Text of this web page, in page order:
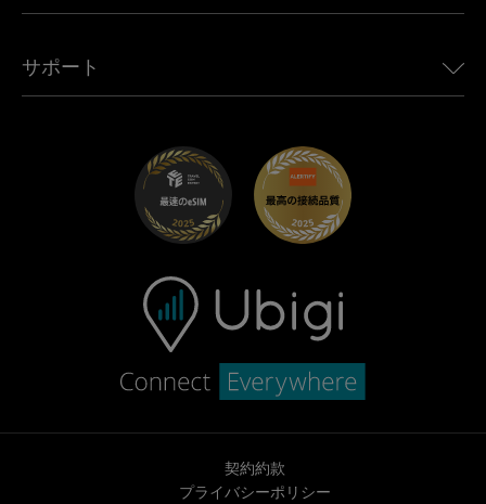
すべての目的地を見る
Mini向けUbigi
Maserati向けUbigi
Ubigiアプリ
アフェリエイトプログラム
サポート
トラブルシューティング
ヘルプセンター
お問い合わせ先
契約約款
プライバシーポリシー